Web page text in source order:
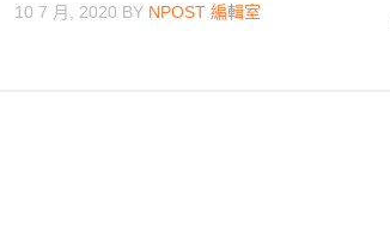
10 7 月, 2020 BY NPOST 編輯室